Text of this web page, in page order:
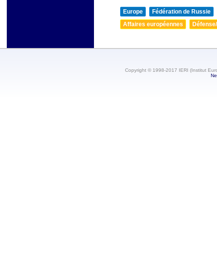
Europe
Fédération de Russie
Affaires européennes
Copyright © 1998-2017 IERI (Institut